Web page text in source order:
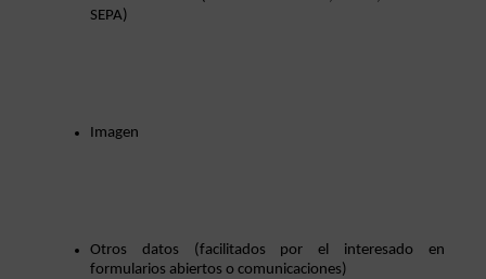
SEPA)
Imagen
Otros datos (facilitados por el interesado en
formularios abiertos o comunicaciones)